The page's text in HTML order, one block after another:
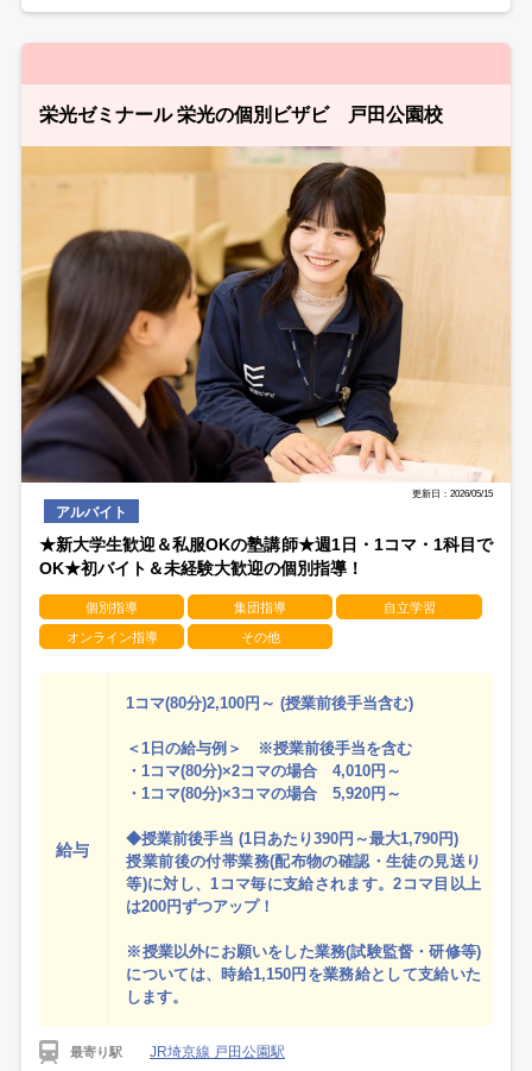
栄光ゼミナール 栄光の個別ビザビ 戸田公園校
更新日：2026/05/15
アルバイト
★新大学生歓迎＆私服OKの塾講師★週1日・1コマ・1科目で
OK★初バイト＆未経験大歓迎の個別指導！
個別指導 集団指導 自立学習
オンライン指導 その他
給与
1コマ(80分)2,100円～ (授業前後手当含む)
＜1日の給与例＞ ※授業前後手当を含む
・1コマ(80分)×2コマの場合 4,010円～
・1コマ(80分)×3コマの場合 5,920円～
◆授業前後手当 (1日あたり390円～最大1,790円)
授業前後の付帯業務(配布物の確認・生徒の見送り
等)に対し、1コマ毎に支給されます。2コマ目以上
は200円ずつアップ！
※授業以外にお願いをした業務(試験監督・研修等)
については、時給1,150円を業務給として支給いた
します。
最寄り駅 JR埼京線 戸田公園駅